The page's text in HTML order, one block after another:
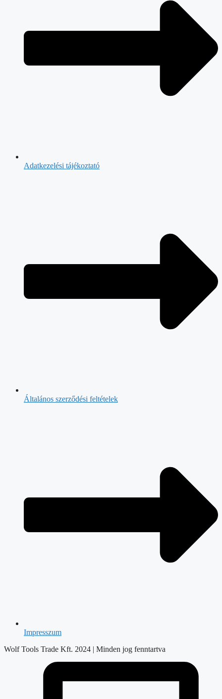
Adatkezelési tájékoztató
Általános szerződési feltételek
Impresszum
Wolf Tools Trade Kft. 2024 | Minden jog fenntartva